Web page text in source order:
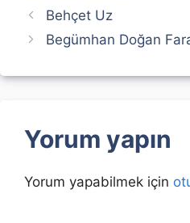
Behçet Uz
Begümhan Doğan
Yorum yapın
Yorum yapabilmek için